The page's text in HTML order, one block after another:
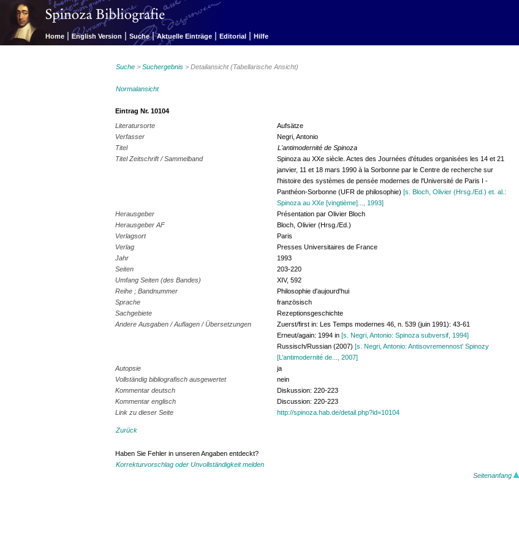
Home | English Version | Suche | Aktuelle Einträge | Editorial | Hilfe
Suche >Suchergebnis > Detailansicht (Tabellarische Ansicht)
Normalansicht
Eintrag Nr. 10104
Literatursorte
Aufsätze
Verfasser
Negri, Antonio
Titel
L'antimodernité de Spinoza
Titel Zeitschrift / Sammelband
Spinoza au XXe siècle. Actes des Journées d'études organisées les 14 et 21
janvier, 11 et 18 mars 1990 à la Sorbonne par le Centre de recherche sur
l'histoire des systèmes de pensée modernes de l'Université de Paris I -
Panthéon-Sorbonne (UFR de philosophie)[s. Bloch, Olivier (Hrsg./Ed.) et. al.:
Spinoza au XXe [vingtième]..., 1993]
Herausgeber
Présentation par Olivier Bloch
Herausgeber AF
Bloch, Olivier (Hrsg./Ed.)
Verlagsort
Paris
Verlag
Presses Universitaires de France
Jahr
1993
Seiten
203-220
Umfang Seiten (des Bandes)
XIV, 592
Reihe ; Bandnummer
Philosophie d'aujourd'hui
Sprache
französisch
Sachgebiete
Rezeptionsgeschichte
Andere Ausgaben / Auflagen / Übersetzungen
Zuerst/first in: Les Temps modernes 46, n. 539 (juin 1991): 43-61
Erneut/again: 1994 in[s. Negri, Antonio: Spinoza subversif, 1994]
Russisch/Russian (2007)[s. Negri, Antonio: Antisovremennost' Spinozy
[L’antimodernité de..., 2007]
Autopsie
ja
Vollständig bibliografisch ausgewertet
nein
Kommentar deutsch
Diskussion: 220-223
Kommentar englisch
Discussion: 220-223
Link zu dieser Seite
http://spinoza.hab.de/detail.php?id=10104
Zurück
Haben Sie Fehler in unseren Angaben entdeckt?
Korrekturvorschlag oder Unvollständigkeit melden
Seitenanfang